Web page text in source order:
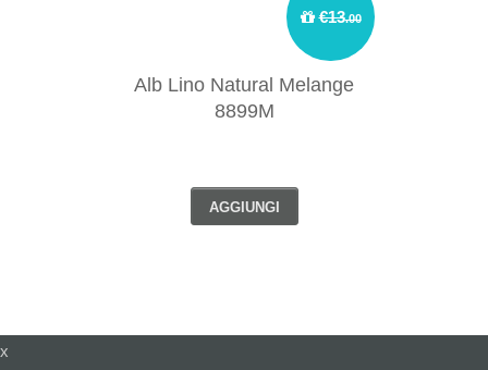
€13.00
Alb Lino Natural Melange
8899M
AGGIUNGI
x